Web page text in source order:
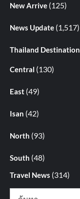
New Arrive (125)
News Update (1,517)
Thailand Destination
Central (130)
East (49)
Isan (42)
North (93)
South (48)
Travel News (314)
ค้นหา